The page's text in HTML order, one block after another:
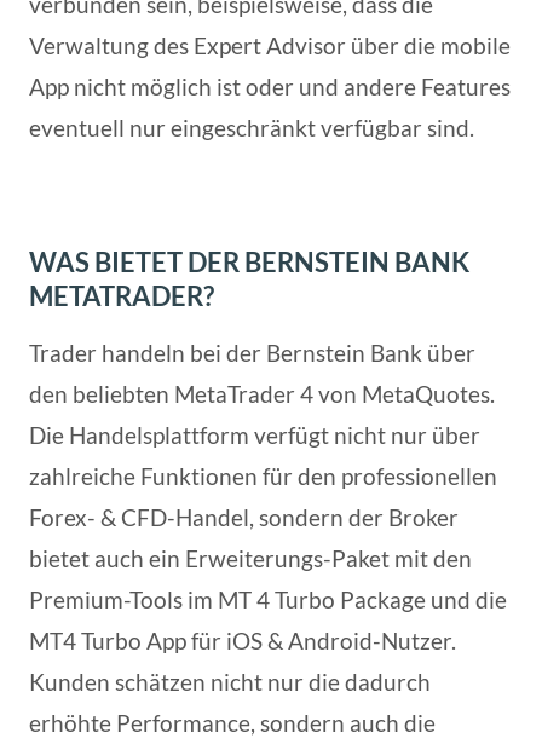
Verwaltung des Expert Advisor über die mobile
App nicht möglich ist oder und andere Features
eventuell nur eingeschränkt verfügbar sind.
WAS BIETET DER BERNSTEIN BANK
METATRADER?
Trader handeln bei der Bernstein Bank über
den beliebten MetaTrader 4 von MetaQuotes.
Die Handelsplattform verfügt nicht nur über
zahlreiche Funktionen für den professionellen
Forex- & CFD-Handel, sondern der Broker
bietet auch ein Erweiterungs-Paket mit den
Premium-Tools im MT 4 Turbo Package und die
MT4 Turbo App für iOS & Android-Nutzer.
Kunden schätzen nicht nur die dadurch
erhöhte Performance, sondern auch die